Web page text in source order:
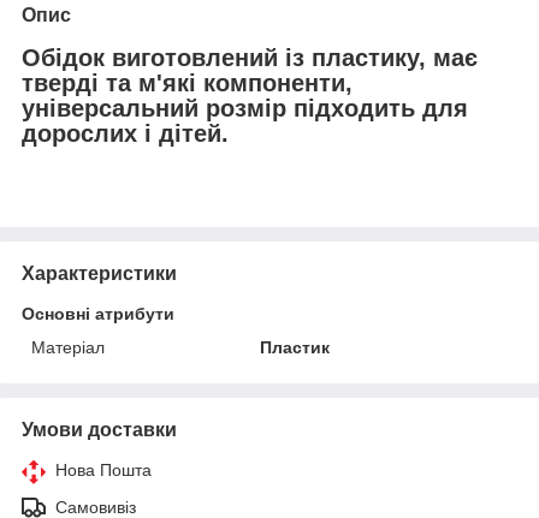
Опис
Обідок виготовлений із пластику, має
тверді та м'які компоненти,
універсальний розмір підходить для
дорослих і дітей.
Характеристики
Основні атрибути
Матеріал
Пластик
Умови доставки
Нова Пошта
Самовивіз